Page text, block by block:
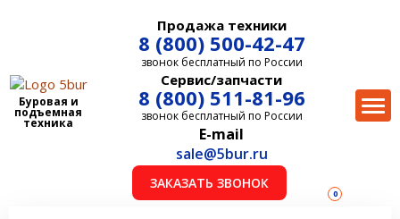
Буровая и
подъемная
техника
Продажа техники
8 (800) 500-42-47
звонок бесплатный по России
Сервис/запчасти
8 (800) 511-81-96
звонок бесплатный по России
E-mail
sale@5bur.ru
ЗАКАЗАТЬ ЗВОНОК
0